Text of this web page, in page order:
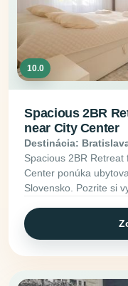
10.0
Spacious 2BR
near City Center
Destinácia:
Spacious 2BR
Center ponúka
Slovensko. Pozrite si